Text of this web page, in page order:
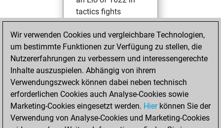
tactics fights
Mittwoch, Juli 16,
2025
sprint of 144
positions
Tactics
Sonntag, Juni 29,
2025
Wir verwenden Cookies und vergleichbare Technologien,
um bestimmte Funktionen zur Verfügung zu stellen, die
Nutzererfahrungen zu verbessern und interessengerechte
Inhalte auszuspielen. Abhängig von ihrem
Verwendungszweck können dabei neben technisch
erforderlichen Cookies auch Analyse-Cookies sowie
Marketing-Cookies eingesetzt werden. Hierkönnen Sie der
Verwendung von Analyse-Cookies und Marketing-Cookies